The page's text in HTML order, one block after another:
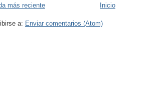
más reciente Inicio
a: Enviar comentarios (Atom)